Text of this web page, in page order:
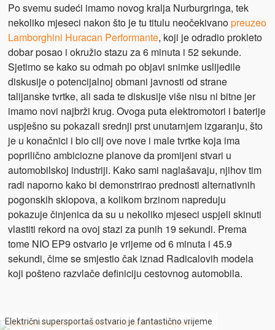
Po svemu sudeći imamo novog kralja Nurburgringa, tek
nekoliko mjeseci nakon što je tu titulu neočekivanopreuzeo
Lamborghini Huracan Performante, koji je odradio prokleto
dobar posao i okružio stazu za 6 minuta i 52 sekunde.
Sjetimo se kako su odmah po objavi snimke uslijedile
diskusije o potencijalnoj obmani javnosti od strane
talijanske tvrtke, ali sada te diskusije više nisu ni bitne jer
imamo novi najbrži krug. Ovoga puta elektromotori i baterije
uspješno su pokazali srednji prst unutarnjem izgaranju, što
je u konačnici i bio cilj ove nove i male tvrtke koja ima
poprilično ambiciozne planove da promijeni stvari u
automobilskoj industriji. Kako sami naglašavaju, njihov tim
radi naporno kako bi demonstrirao prednosti alternativnih
pogonskih sklopova, a kolikom brzinom napreduju
pokazuje činjenica da su u nekoliko mjeseci uspjeli skinuti
vlastiti rekord na ovoj stazi za punih 19 sekundi. Prema
tome NIO EP9 ostvario je vrijeme od 6 minuta i 45.9
sekundi, čime se smjestio čak iznad Radicalovih modela
koji pošteno razvlače definiciju cestovnog automobila.
Električni supersportaš ostvario je fantastično vrijeme